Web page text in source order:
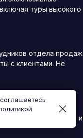
туры высокого
отдела продаж
с клиентами. Не
сотрудников
компании и